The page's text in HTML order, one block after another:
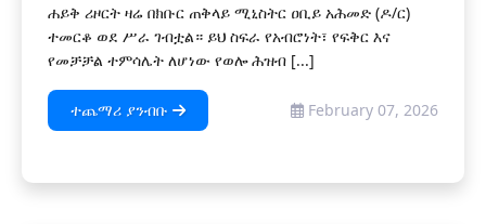
ሐይቅ ሪዞርት ዛሬ በክቡር ጠቅላይ ሚኒስትር ዐቢይ አሕመድ (ዶ/ር)
ተመርቆ ወደ ሥራ ገብቷል። ይህ ስፍራ የአብሮነት፣ የፍቅር እና
የመቻቻል ተምሳሌት ለሆነው የወሎ ሕዝብ [...]
ተጨማሪ ያንብቡ February 07, 2026